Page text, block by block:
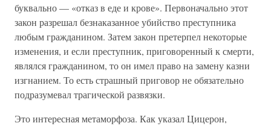
буквально — «отказ в еде и крове». Первоначально этот
закон разрешал безнаказанное убийство преступника
любым гражданином. Затем закон претерпел некоторые
изменения, и если преступник, приговоренный к смерти,
являлся гражданином, то он имел право на замену казни
изгнанием. То есть страшный приговор не обязательно
подразумевал трагической развязки.
Это интересная метаморфоза. Как указал Цицерон,